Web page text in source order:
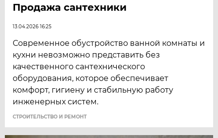
Продажа сантехники
13.04.2026 16:25
Современное обустройство ванной комнаты и
кухни невозможно представить без
качественного сантехнического
оборудования, которое обеспечивает
комфорт, гигиену и стабильную работу
инженерных систем.
СТРОИТЕЛЬСТВО И РЕМОНТ